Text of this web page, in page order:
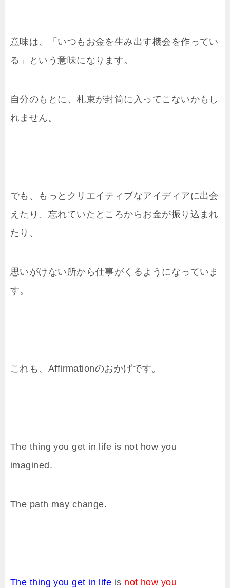
意味は、「いつもお金を生み出す機会を作ってい
る」という意味になります。
自分のもとに、札束が封筒に入ってこないかもし
れません。
でも、もっとクリエイティブなアイディアに出会
えたり、忘れていたところからお金が振り込まれ
たり、
思いがけない所から仕事がくるようになっていま
す。
これも、Affirmationのおかげです。
The thing you get in life is not how you
imagined.
The path may change.
The thing you get in life is not how you